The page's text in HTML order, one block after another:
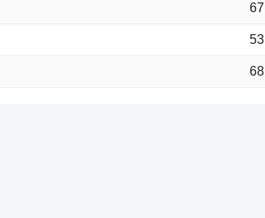
67
53
68